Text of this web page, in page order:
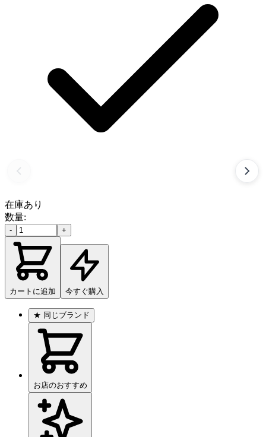
在庫あり
数量:
- +
カートに追加 今すぐ購入
★ 同じブランド
お店のおすすめ